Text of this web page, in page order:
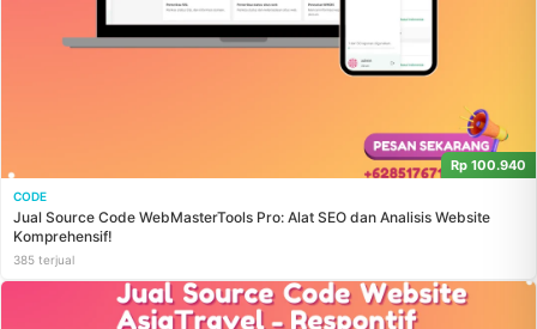
Rp 100.940
CODE
Jual Source Code WebMasterTools Pro: Alat SEO dan Analisis Website
Komprehensif!
385 terjual